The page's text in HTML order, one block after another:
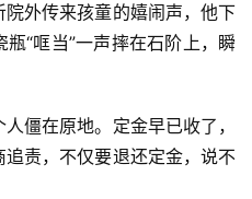
外传来孩童的嬉闹声，他下
“哐当”一声摔在石阶上，瞬
僵在原地。定金早已收了，
责，不仅要退还定金，说不